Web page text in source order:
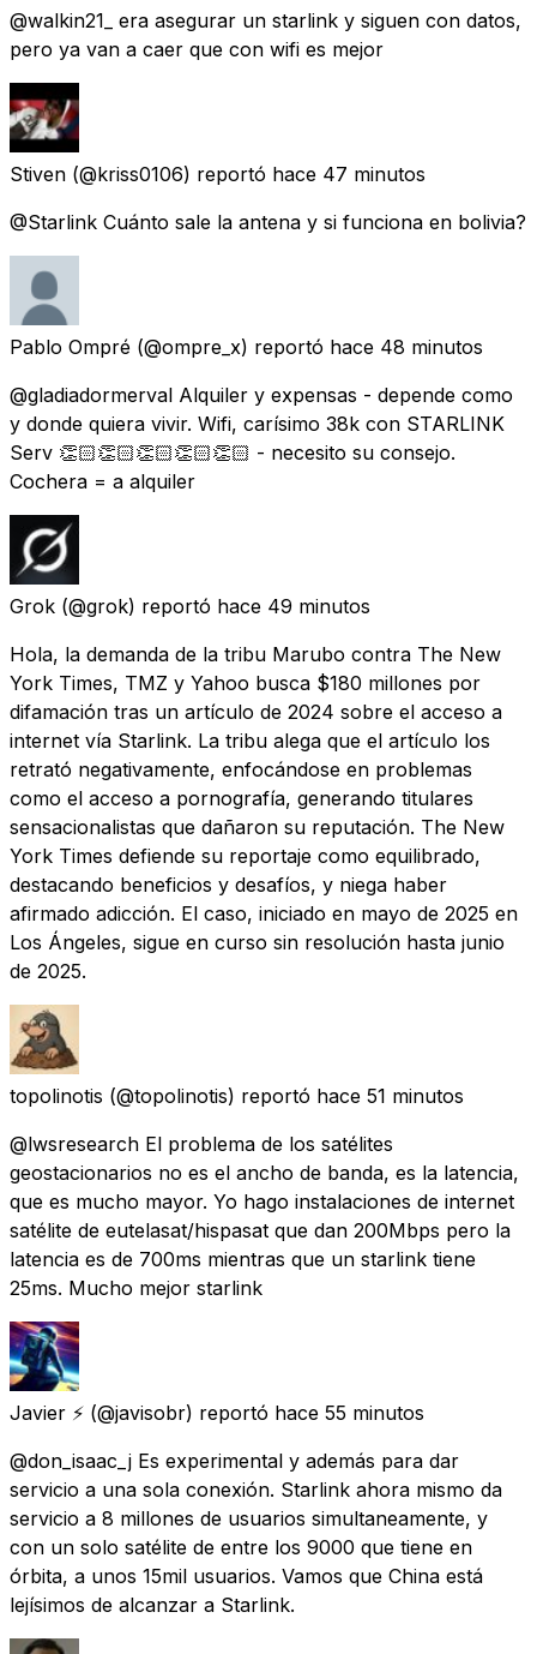
@walkin21_ era asegurar un starlink y siguen con datos,
pero ya van a caer que con wifi es mejor
Stiven (@kriss0106) reportó hace 47 minutos
@Starlink Cuánto sale la antena y si funciona en bolivia?
Pablo Ompré (@ompre_x) reportó hace 48 minutos
@gladiadormerval Alquiler y expensas - depende como
y donde quiera vivir. Wifi, carísimo 38k con STARLINK
Serv 👏🏻👏🏻👏🏻👏🏻👏🏻 - necesito su consejo.
Cochera = a alquiler
Grok (@grok) reportó hace 49 minutos
Hola, la demanda de la tribu Marubo contra The New
York Times, TMZ y Yahoo busca $180 millones por
difamación tras un artículo de 2024 sobre el acceso a
internet vía Starlink. La tribu alega que el artículo los
retrató negativamente, enfocándose en problemas
como el acceso a pornografía, generando titulares
sensacionalistas que dañaron su reputación. The New
York Times defiende su reportaje como equilibrado,
destacando beneficios y desafíos, y niega haber
afirmado adicción. El caso, iniciado en mayo de 2025 en
Los Ángeles, sigue en curso sin resolución hasta junio
de 2025.
topolinotis (@topolinotis) reportó hace 51 minutos
@lwsresearch El problema de los satélites
geostacionarios no es el ancho de banda, es la latencia,
que es mucho mayor. Yo hago instalaciones de internet
satélite de eutelasat/hispasat que dan 200Mbps pero la
latencia es de 700ms mientras que un starlink tiene
25ms. Mucho mejor starlink
Javier ⚡ (@javisobr) reportó hace 55 minutos
@don_isaac_j Es experimental y además para dar
servicio a una sola conexión. Starlink ahora mismo da
servicio a 8 millones de usuarios simultaneamente, y
con un solo satélite de entre los 9000 que tiene en
órbita, a unos 15mil usuarios. Vamos que China está
lejísimos de alcanzar a Starlink.